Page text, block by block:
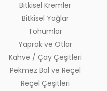
Bitkisel Kremler
Bitkisel Yağlar
Tohumlar
Yaprak ve Otlar
Kahve / Çay Çeşitleri
Pekmez Bal ve Reçel
Reçel Çeşitleri